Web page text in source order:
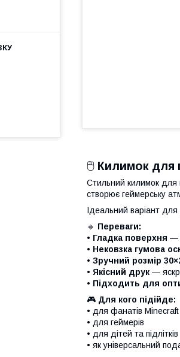
🖱️ Килимок для
Стильний килимок для
створює геймерську
Ідеальний варіант для
🔹 Переваги:
• Гладка поверхня —
• Нековзка гумова
• Зручний розмір
• Якісний друк —
• Підходить для
🎮 Для кого підійде:
• для фанатів Minecraft
• для геймерів
• для дітей та підлітків
• як універсальний